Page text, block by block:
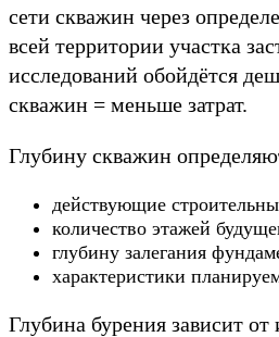
сети скважин через
всей территории участка
исследований обойдётся
скважин = меньше затрат.
Глубину скважин
действующие
количество этажей
глубину залегания
характеристики
Глубина бурения зависит